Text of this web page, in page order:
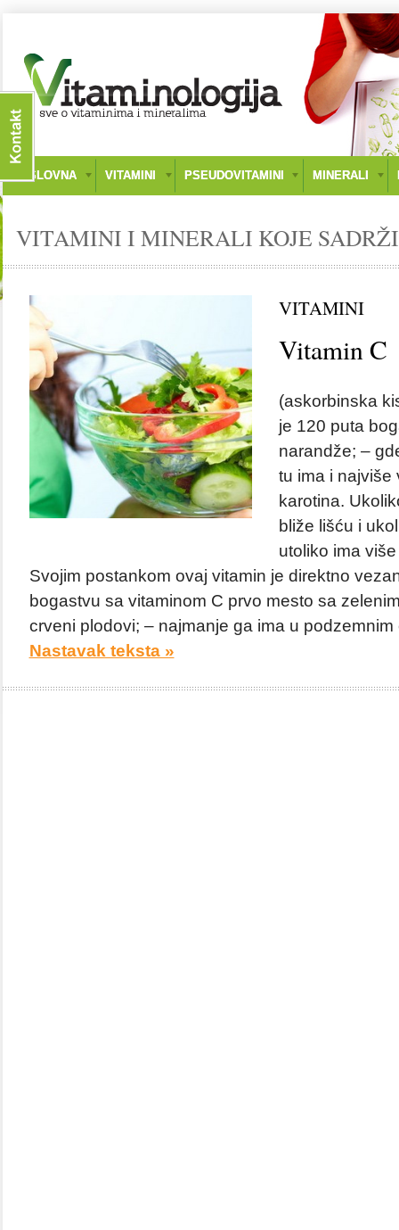
NASLOVNA VITAMINI PSEUDOVITAMINI MINERALI
VITAMINI I MINERALI KOJE
VITAMINI
Vitamin C
(askorbinska
je 120 puta
narandže; –
tu ima i najviše
karotina.
bliže lišću i
utoliko ima
Svojim postankom ovaj vitamin je direktno
bogastvu sa vitaminom C prvo mesto sa
crveni plodovi; – najmanje ga ima u podzemnim
Nastavak teksta »